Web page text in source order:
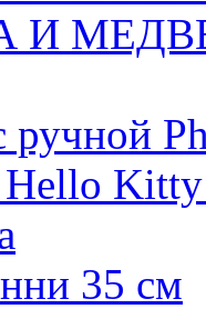
ручной
35 см